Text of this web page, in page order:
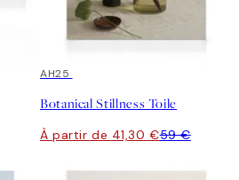
30%*
AH25
Botanical Stillness Toile
À partir de 41,30 €59 €